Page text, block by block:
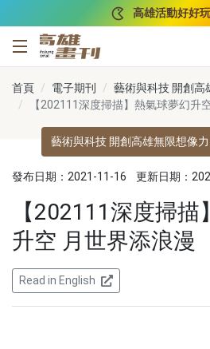
高雄活動好好玩
高雄畫刊
首頁 電子期刊
藝術與科技 開創高
【202111深度掃描】熱氣球夢幻升
藝術與科技 開創高雄無限想像力
發布日期：2021-11-16 更新日期：
【202111深度掃
升空 月世界添浪漫
Read in English